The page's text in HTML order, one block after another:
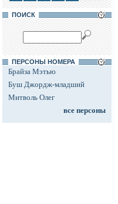
ПОИСК
ПЕРСОНЫ НОМЕРА
Брайза Мэтью
Буш Джордж-младший
Митволь Олег
все персоны